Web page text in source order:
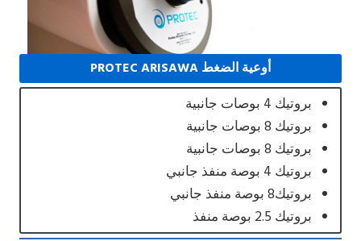
أوعية الضغط PROTEC ARISAWA
بروتيك 4 بوصات جانبية
بروتيك 8 بوصات جانبية
بروتيك 8 بوصات جانبية
بروتيك 4 بوصة منفذ جانبي
بروتيك8 بوصة منفذ جانبي
بروتيك 2.5 بوصة منفذ